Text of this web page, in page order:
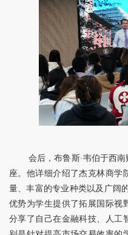
会后，布鲁斯·韦伯于西
座。他详细介绍了杰克林商学
量、丰富的专业种类以及广阔
优势为学生提供了拓展国际视
分享了自己在金融科技、人工